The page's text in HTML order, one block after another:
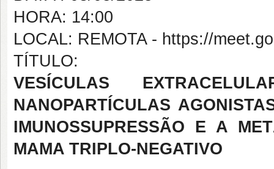
HORA: 14:00
LOCAL: REMOTA - https://
TÍTULO:
VESÍCULAS
NANOPARTÍCULAS
IMUNOSSUPRESSÃO E A
MAMA TRIPLO-NEGATIVO